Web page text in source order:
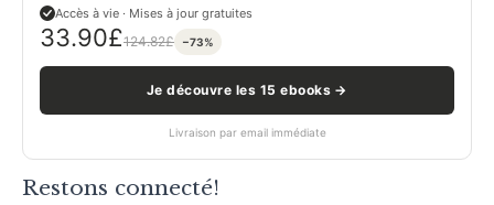
Accès à vie · Mises à jour gratuites
33.90£124.82£ −73%
Je découvre les 15 ebooks →
Livraison par email immédiate
Restons connecté!